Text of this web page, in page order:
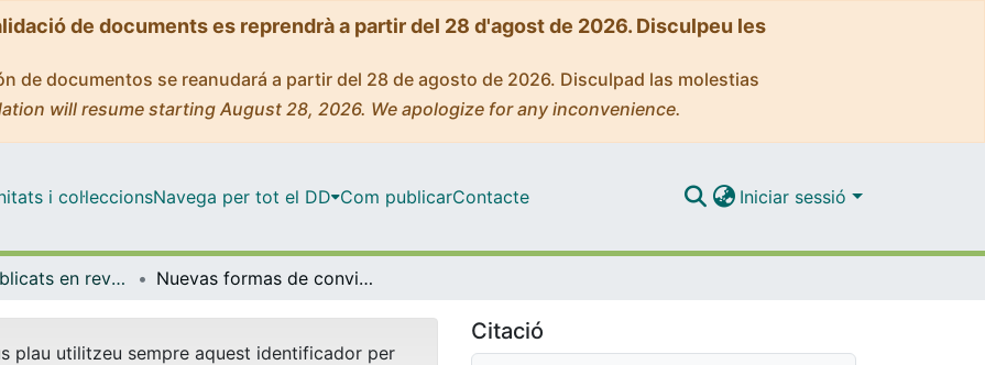
de documents es reprendrà a partir del 28 d'agost de 2026. Disculpeu les
de documentos se reanudará a partir del 28 de agosto de 2026. Disculpad las molestias
will resume starting August 28, 2026. We apologize for any inconvenience.
i col·leccionsNavega per tot el DD Com publicarContacte Iniciar sessió
Articles publicats en revistes (Dret Privat) Nuevas formas de convivencia de carácter familiar o cuasi familiar
plau utilitzeu sempre aquest identificador per
Citació